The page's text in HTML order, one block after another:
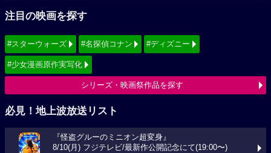
注目の映画を探す
#スターウォーズ #名探偵コナン #ディズニー
#少女漫画原作実写化
シリーズ・映画祭作品を探す
必見！地上波放送リスト
『怪盗グルーのミニオン超変身』
8/10(月) フジテレビ/最新作公開記念にて(19:00〜)